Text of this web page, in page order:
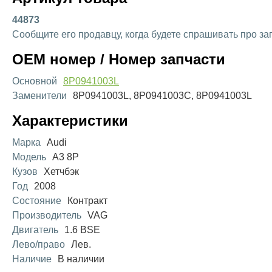
44873
Сообщите его продавцу, когда будете спрашивать про
OEM номер / Номер запчасти
Основной
8P0941003L
Заменители
8P0941003L, 8P0941003C, 8P0941003L
Характеристики
Марка
Audi
Модель A3 8P
Кузов
Хетчбэк
Год
2008
Состояние
Контракт
Производитель VAG
Двигатель
1.6 BSE
Лево/право Лев.
Наличие
В наличии